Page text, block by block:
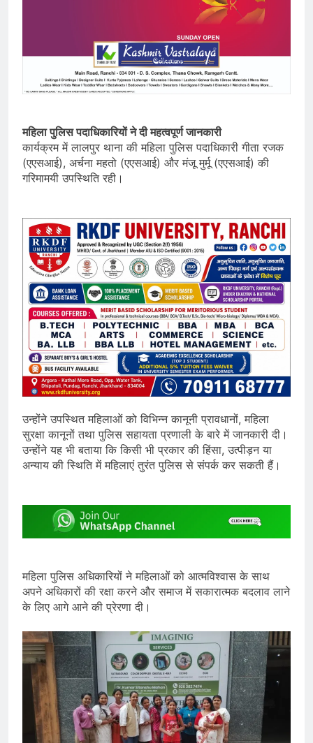
महिला पुलिस पदाधिकारियों ने दी महत्वपूर्ण जानकारी
कार्यक्रम में लालपुर थाना की महिला पुलिस पदाधिकारी गीता रजक
(एएसआई), अर्चना महतो (एएसआई) और मंजू मुर्मू (एएसआई) की
गरिमामयी उपस्थिति रही।
उन्होंने उपस्थित महिलाओं को विभिन्न कानूनी प्रावधानों, महिला
सुरक्षा कानूनों तथा पुलिस सहायता प्रणाली के बारे में जानकारी दी।
उन्होंने यह भी बताया कि किसी भी प्रकार की हिंसा, उत्पीड़न या
अन्याय की स्थिति में महिलाएं तुरंत पुलिस से संपर्क कर सकती हैं।
महिला पुलिस अधिकारियों ने महिलाओं को आत्मविश्वास के साथ
अपने अधिकारों की रक्षा करने और समाज में सकारात्मक बदलाव लाने
के लिए आगे आने की प्रेरणा दी।